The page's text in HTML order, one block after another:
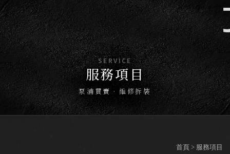
服務項目
首頁> 服務項目